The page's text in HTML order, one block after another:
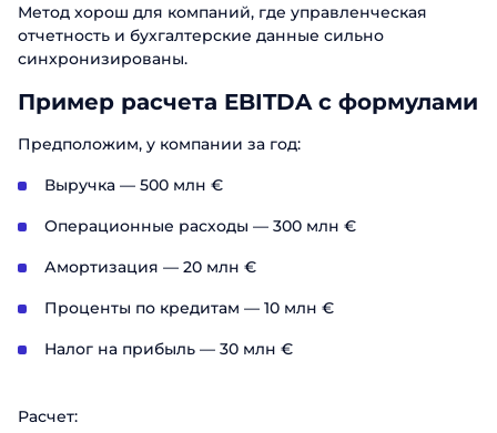
Метод хорош для компаний, где управленческая
отчетность и бухгалтерские данные сильно
синхронизированы.
Пример расчета EBITDA с формулами
Предположим, у компании за год:
Выручка — 500 млн €
Операционные расходы — 300 млн €
Амортизация — 20 млн €
Проценты по кредитам — 10 млн €
Налог на прибыль — 30 млн €
Расчет: